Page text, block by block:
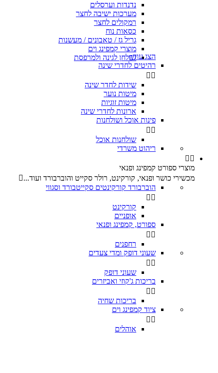
נדנדות וערסלים
מערכות ישיבה לחצר
רמקולים לחצר
כסאות נוח
גריל גז / טאבונים / מעשנות
מוצרי קמפינג וים
שולחן לגינה ולמרפסתהצג עוד
רהיטים לחדרי שינה
 
שידות לחדר שינה
מיטות נוער
מיטות זוגיות
ארונות לחדרי שינה
פינות אוכל ושולחנות
 
שולחנות אוכל
ריהוט משרדי
 
מוצרי ספורט קמפינג ופנאי
מכשירי כושר ופנאי, קורקינט, רולר סקייט והוברבורד ועוד...
הוברבורד קורקינטים סקייטבורד וסגווי
 
קורקינט
אופניים
ספורט, קמפינג ופנאי
 
רחפנים
שעוני דופק ומדי צעדים
 
שעוני דופק
בריכות ג'קוזי ואביזרים
 
בריכות שחיה
ציוד קמפינג וים
 
אוהלים